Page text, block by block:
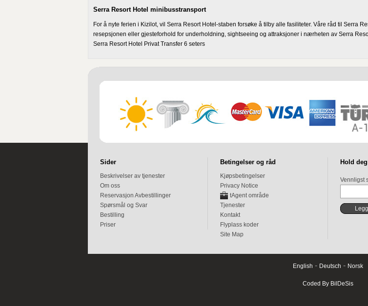
Serra Resort Hotel minibusstransport
For å nyte ferien i Kizilot, vil Serra Resort Hotel-staben forsøke å tilby alle fasiliteter. Våre råd til Serra
resepsjonen eller gjesteforhold for underholdning, sightseeing og attraksjoner i nærheten av Serra
Serra Resort Hotel Privat Transfer 6 seters
Sider
Beskrivelser av tjenester
Om oss
Reservasjon Avbestillinger
Spørsmål og Svar
Bestilling
Priser
Betingelser og råd
Kjøpsbetingelser
Privacy Notice
tAgent område
Tjenester
Kontakt
Flyplass koder
Site Map
Hold
Vennligst
English - Deutsch - Norsk
Coded By BilDeSis